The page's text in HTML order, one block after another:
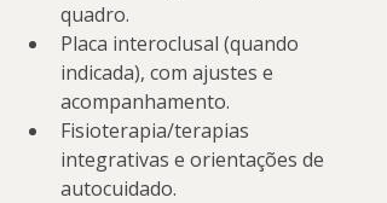
quadro.
Placa interoclusal (quando
indicada), com ajustes e
acompanhamento.
Fisioterapia/terapias
integrativas e orientações de
autocuidado.